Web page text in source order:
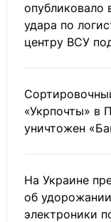
опубликовало
удара по
центру ВСУ
«Укрпочты» в
уничтожен
На Украине
об
электроники